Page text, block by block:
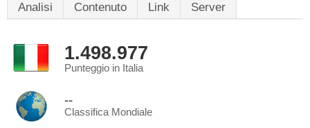
Analisi Contenuto Link Server
1.498.977
Punteggio in Italia
--
Classifica Mondiale